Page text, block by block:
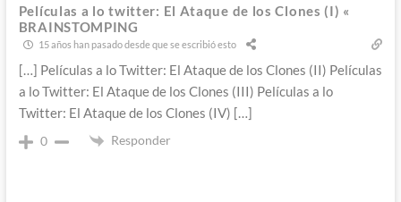
Películas a lo twitter: El Ataque de los Clones (I) «
BRAINSTOMPING
15 años han pasado desde que se escribió esto
[…] Películas a lo Twitter: El Ataque de los Clones (II) Películas
a lo Twitter: El Ataque de los Clones (III) Películas a lo
Twitter: El Ataque de los Clones (IV) […]
0 Responder